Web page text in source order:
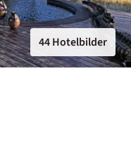
44 Hotelbilder